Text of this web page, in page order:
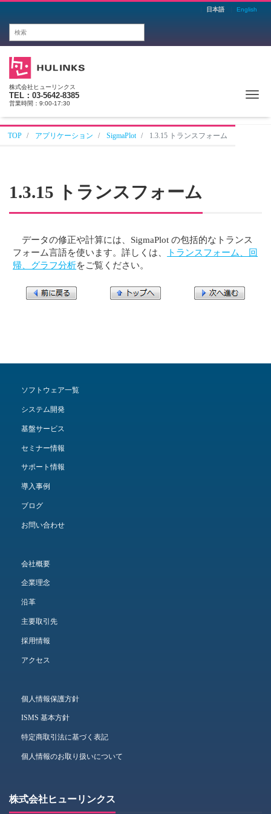
日本語 English
株式会社ヒューリンクス
TEL：03-5642-8385
営業時間：9:00-17:30
TOP アプリケーション SigmaPlot 1.3.15 トランスフォーム
1.3.15 トランスフォーム
データの修正や計算には、SigmaPlot の包括的なトランス
フォーム言語を使います。詳しくは、
トランスフォーム、回
帰、グラフ分析をご覧ください。
ソフトウェア一覧
システム開発
基盤サービス
セミナー情報
サポート情報
導入事例
ブログ
お問い合わせ
会社概要
企業理念
沿革
主要取引先
採用情報
アクセス
個人情報保護方針
ISMS 基本方針
特定商取引法に基づく表記
個人情報のお取り扱いについて
株式会社ヒューリンクス